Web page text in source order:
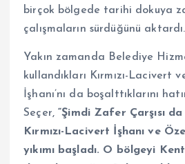
birçok bölgede tarihi dokuya
çalışmaların sürdüğünü aktardı.
Yakın zamanda Belediye
kullandıkları Kırmızı-Lacivert
İşhanı’nı da boşalttıklarını
Seçer,“Şimdi Zafer Çarşısı
Kırmızı-Lacivert İşhanı ve
yıkımı başladı. O bölgeyi